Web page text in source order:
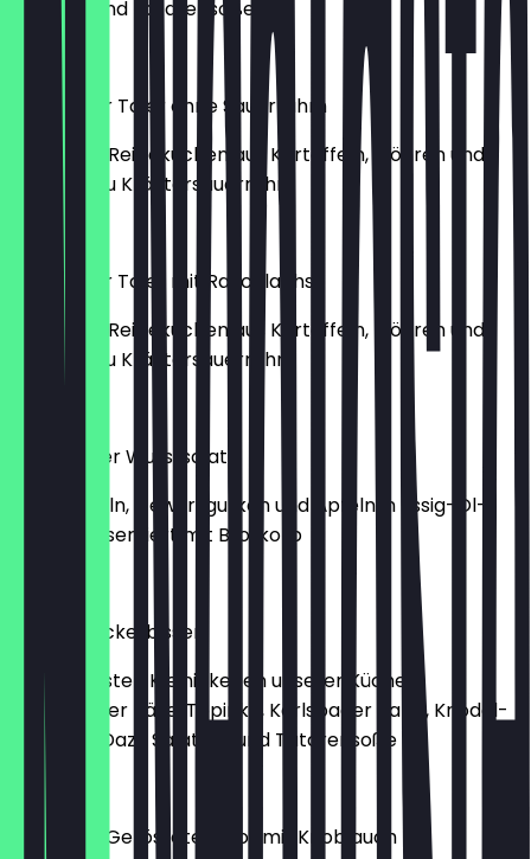
Ketchup und Tatarensoße
Karlsbader Taler ohne Sauerrahm
Herzhafte Reibekuchen aus Kartoffeln, Möhren und
Lauch, dazu Kräutersauerrahm
€11.95
Karlsbader Taler mit Rauchlachs
Herzhafte Reibekuchen aus Kartoffeln, Möhren und
Lauch, dazu Kräutersauerrahm
Böhmischer Wurstsalat
Mit Zwiebeln, Gewürzgurken und Äpfeln in Essig-Öl-
Marinade, serviert mit Brotkorb
Wenzel Leckerbissen
Die leckersten Kleinigkeiten unserer Küche:
Gebackener Käse, Topinka, Karlsbader Taler, Knödel-
Pommes. Dazu Salatmix und Tatarensoße
€15.56
Topinka – Geröstetes Brot mit Knoblauch